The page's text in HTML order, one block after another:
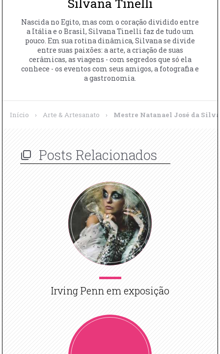
Nascida no Egito, mas com o coração dividido entre
a Itália e o Brasil, Silvana Tinelli faz de tudo um
pouco. Em sua rotina dinâmica, Silvana se divide
entre suas paixões: a arte, a criação de suas
cerâmicas, as viagens - com segredos que só ela
conhece - os eventos com seus amigos, a fotografia e
a gastronomia.
Início › Arte & Artesanato › Mestre Natanael José da Silva
Posts Relacionados
Irving Penn em exposição